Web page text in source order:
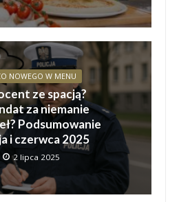
NOWEGO W MENU
ze spacją?
za niemanie
Podsumowanie
i czerwca 2025
2 lipca 2025